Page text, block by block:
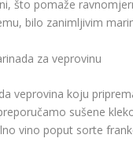
što pomaže
bilo zanimljivim
za veprovinu
veprovina koju
sušene
vino poput sorte